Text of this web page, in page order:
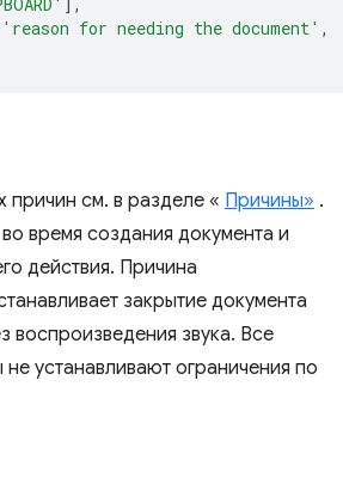
'reason for needing the document' ,
причин см. в разделе « Причины» .
время создания документа и
действия. Причина
закрытие документа
воспроизведения звука. Все
устанавливают ограничения по